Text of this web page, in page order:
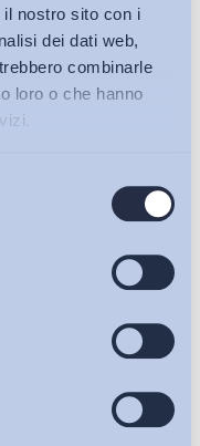
nostro sito con i
dei dati web,
combinarle
loro o che hanno
personali descritti